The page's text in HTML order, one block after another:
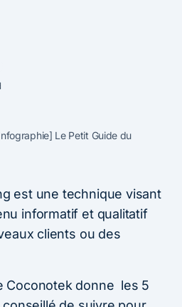
Le Petit Guide du
est une technique visant
informatif et qualitatif
clients ou des
Coconotek donne les 5